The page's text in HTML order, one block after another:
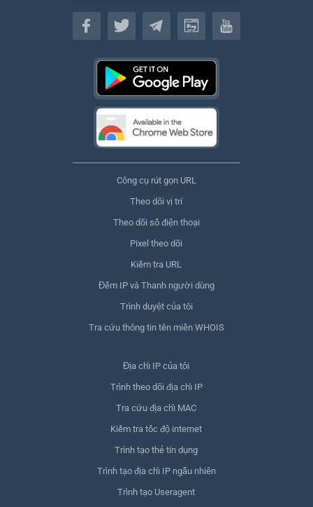
Tiếng Việt
Công cụ rút gọn URL
Theo dõi vị trí
Theo dõi số điện thoại
Pixel theo dõi
Kiểm tra URL
Đếm IP và Thanh người dùng
Trình duyệt của tôi
Tra cứu thông tin tên miền WHOIS
Địa chỉ IP của tôi
Trình theo dõi địa chỉ IP
Tra cứu địa chỉ MAC
Kiểm tra tốc độ internet
Trình tạo thẻ tín dụng
Trình tạo địa chỉ IP ngẫu nhiên
Trình tạo Useragent